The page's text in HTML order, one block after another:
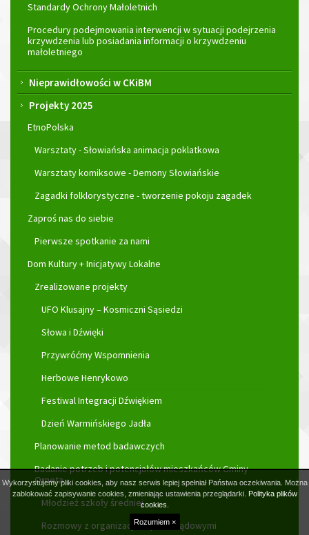
Standardy Ochrony Małoletnich
Procedury podejmowania interwencji w sytuacji podejrzenia
krzywdzenia lub posiadania informacji o krzywdzeniu
małoletniego
Nieprawidłowości w CKiBM
Projekty 2025
EtnoPolska
Warsztaty - Słowiańska animacja poklatkowa
Warsztaty komiksowe - Demony Słowiańskie
Zagadki folklorystyczne - tworzenie pokoju zagadek
Zaproś nas do siebie
Pierwsze spotkanie za nami
Dom Kultury + Inicjatywy Lokalne
Zrealizowane projekty
UFO Klusajny – Kosmiczni Sąsiedzi
Słowa i Dźwięki
Przywróćmy Wspomnienia
Herbowe Henrykowo
Festiwal Integracji Dźwiękiem
Dzień Warmińskiego Jadła
Planowanie metod badawczych
Badanie potrzeb i potencjałów mieszkańców Gminy
Orneta
Młodzież szkoły średniej
Rozmowy z organizacjami pozarządowymi
Wykorzystujemy pliki cookies, aby nasz serwis lepiej spełniał Państwa oczekiwania. Można
zablokować zapisywanie cookies, zmieniając ustawienia przeglądarki. Polityka plików
cookies.
Rozumiem ×